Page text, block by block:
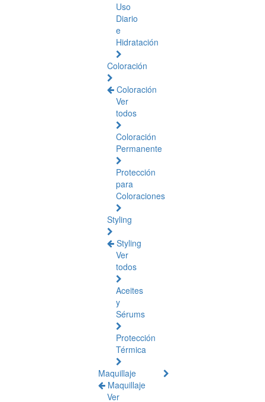
Uso
Diario
e
Hidratación
Coloración
Coloración
Ver
todos
Coloración
Permanente
Protección
para
Coloraciones
Styling
Styling
Ver
todos
Aceites
y
Sérums
Protección
Térmica
Maquillaje
Maquillaje
Ver